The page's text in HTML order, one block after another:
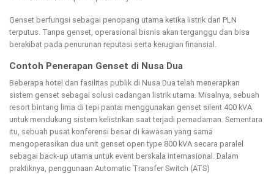
Genset berfungsi sebagai penopang utama ketika listrik dari PLN
terputus. Tanpa genset, operasional bisnis akan terganggu dan bisa
berakibat pada penurunan reputasi serta kerugian finansial.
Contoh Penerapan Genset di Nusa Dua
Beberapa hotel dan fasilitas publik di Nusa Dua telah menerapkan
sistem genset sebagai solusi cadangan listrik utama. Misalnya, sebuah
resort bintang lima di tepi pantai menggunakan genset silent 400 kVA
untuk mendukung sistem kelistrikan saat terjadi pemadaman. Sementara
itu, sebuah pusat konferensi besar di kawasan yang sama
mengoperasikan dua unit genset open type 800 kVA secara paralel
sebagai back-up utama untuk event berskala internasional. Dalam
praktiknya, penggunaan Automatic Transfer Switch (ATS)